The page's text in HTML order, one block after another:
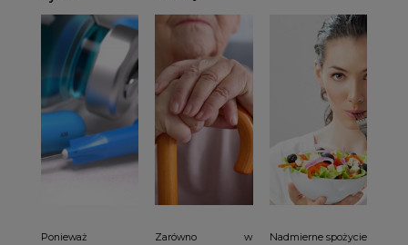
Ponieważ
Zarówno w
Nadmierne spożycie